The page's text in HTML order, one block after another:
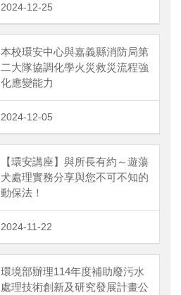
2024-12-25
本校環安中心與嘉義縣消防局第
二大隊協調化學火災救災流程強
化應變能力
2024-12-05
【環安講座】與所長有約～遊蕩
犬處理實務分享與您不可不知的
動保法！
2024-11-22
環境部辦理114年度補助廢污水
處理技術創新及研究發展計畫公